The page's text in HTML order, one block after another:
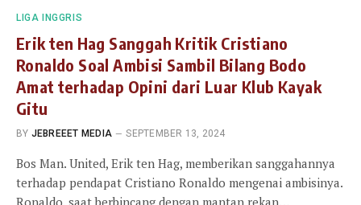
LIGA INGGRIS
Erik ten Hag Sanggah Kritik Cristiano
Ronaldo Soal Ambisi Sambil Bilang Bodo
Amat terhadap Opini dari Luar Klub Kayak
Gitu
BY JEBREEET MEDIA SEPTEMBER 13, 2024
Bos Man. United, Erik ten Hag, memberikan sanggahannya
terhadap pendapat Cristiano Ronaldo mengenai ambisinya.
Ronaldo, saat berbincang dengan mantan rekan…